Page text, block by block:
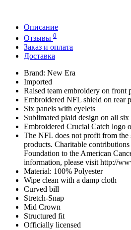
Описание
Отзывы 0
Заказ и оплата
Доставка
Brand: New Era
Imported
Raised team embroidery on front
Embroidered NFL shield on rear
Six panels with eyelets
Sublimated plaid design on all six
Embroidered Crucial Catch logo
The NFL does not profit from the
products. Charitable
Foundation to the American
information, please visit http://
Material: 100% Polyester
Wipe clean with a damp cloth
Curved bill
Stretch-Snap
Mid Crown
Structured fit
Officially licensed